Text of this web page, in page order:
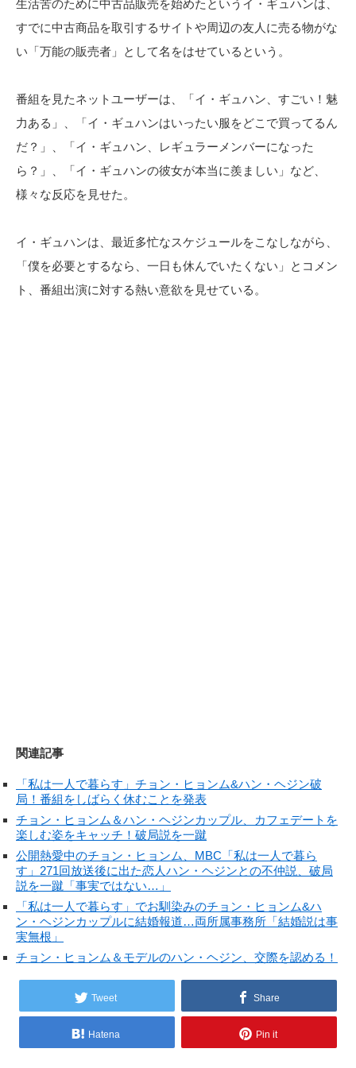
生活苦のために中古品販売を始めたというイ・ギュハンは、
すでに中古商品を取引するサイトや周辺の友人に売る物がな
い「万能の販売者」として名をはせているという。
番組を見たネットユーザーは、「イ・ギュハン、すごい！魅
力ある」、「イ・ギュハンはいったい服をどこで買ってるん
だ？」、「イ・ギュハン、レギュラーメンバーになった
ら？」、「イ・ギュハンの彼女が本当に羨ましい」など、
様々な反応を見せた。
イ・ギュハンは、最近多忙なスケジュールをこなしながら、
「僕を必要とするなら、一日も休んでいたくない」とコメン
ト、番組出演に対する熱い意欲を見せている。
関連記事
「私は一人で暮らす」チョン・ヒョンム&ハン・ヘジン破
局！番組をしばらく休むことを発表
チョン・ヒョンム＆ハン・ヘジンカップル、カフェデートを
楽しむ姿をキャッチ！破局説を一蹴
公開熱愛中のチョン・ヒョンム、MBC「私は一人で暮ら
す」271回放送後に出た恋人ハン・ヘジンとの不仲説、破局
説を一蹴「事実ではない…」
「私は一人で暮らす」でお馴染みのチョン・ヒョンム&ハ
ン・ヘジンカップルに結婚報道…両所属事務所「結婚説は事
実無根」
チョン・ヒョンム＆モデルのハン・ヘジン、交際を認める！
Tweet Share
Hatena Pin it